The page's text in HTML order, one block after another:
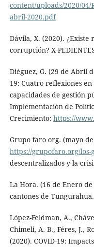
content/uploads/2020/04/
abril-2020.pdf
Dávila, X. (2020).
corrupción? X-
Diéguez, G. (29 de Abril
19: Cuatro reflexiones
capacidades de gestión
Implementación de
Crecimiento: https://
Grupo faro org. (mayo
https://grupofaro.org/los-
descentralizados-y-la-
La Hora. (16 de Enero
cantones de Tungurahua.
López-Feldman, A.,
Chimeli, A. B., Féres, J.,
(2020). COVID-19: